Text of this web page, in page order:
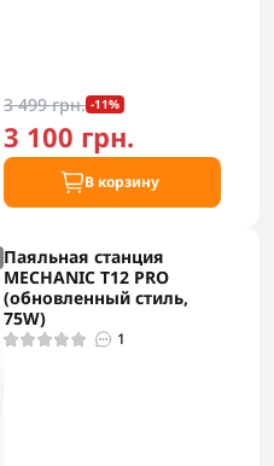
3 499 грн. -11%
3 100 грн.
В корзину
Паяльная станция
MECHANIC T12 PRO
(обновленный стиль,
75W)
1